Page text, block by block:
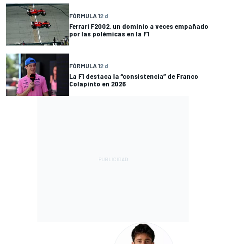
FÓRMULA 12 d
Ferrari F2002, un dominio a veces empañado
por las polémicas en la F1
FÓRMULA 12 d
La F1 destaca la “consistencia” de Franco
Colapinto en 2026